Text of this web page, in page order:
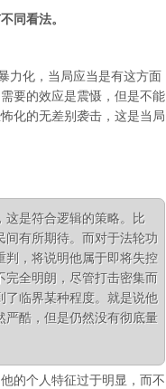
同看法。
力化，当局应当是有这方面
要的效应是震慑，但是不能
化的无差别袭击，这是当局
这是符合逻辑的策略。比
间有所期待。而对于法轮功
判，将说明他属于即将失控
完全明朗，尽管打击密集而
了临界某种程度。就是说他
严酷，但是仍然没有彻底量
的个人特征过于明显，而不